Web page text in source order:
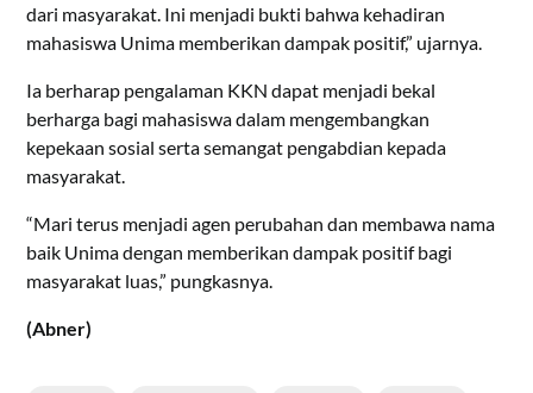
dari masyarakat. Ini menjadi bukti bahwa kehadiran
mahasiswa Unima memberikan dampak positif,” ujarnya.
Ia berharap pengalaman KKN dapat menjadi bekal
berharga bagi mahasiswa dalam mengembangkan
kepekaan sosial serta semangat pengabdian kepada
masyarakat.
“Mari terus menjadi agen perubahan dan membawa nama
baik Unima dengan memberikan dampak positif bagi
masyarakat luas,” pungkasnya.
(Abner)